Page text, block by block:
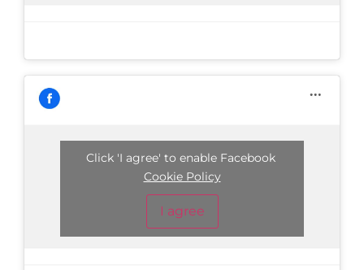
Click 'I agree' to enable Facebook
Cookie Policy
I agree